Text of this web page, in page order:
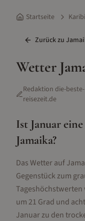
Startseite
Zurück zu
Wetter
Redaktion die-beste-
reisezeit.de
Ist Januareine
Jamaika?
Das Wetter auf
Gegenstück zum
Tageshöchstwerten
um 21 Grad und
Januar zu den